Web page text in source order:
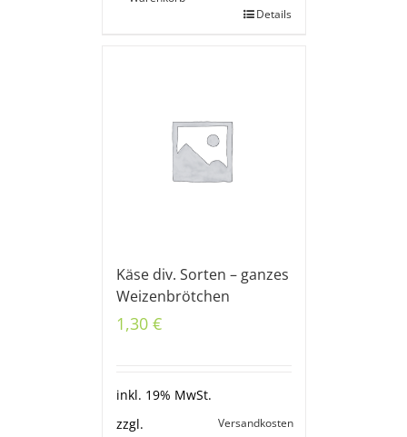
Details
Käse div. Sorten – ganzes
Weizenbrötchen
1,30 €
inkl. 19% MwSt.
zzgl.
Versandkosten